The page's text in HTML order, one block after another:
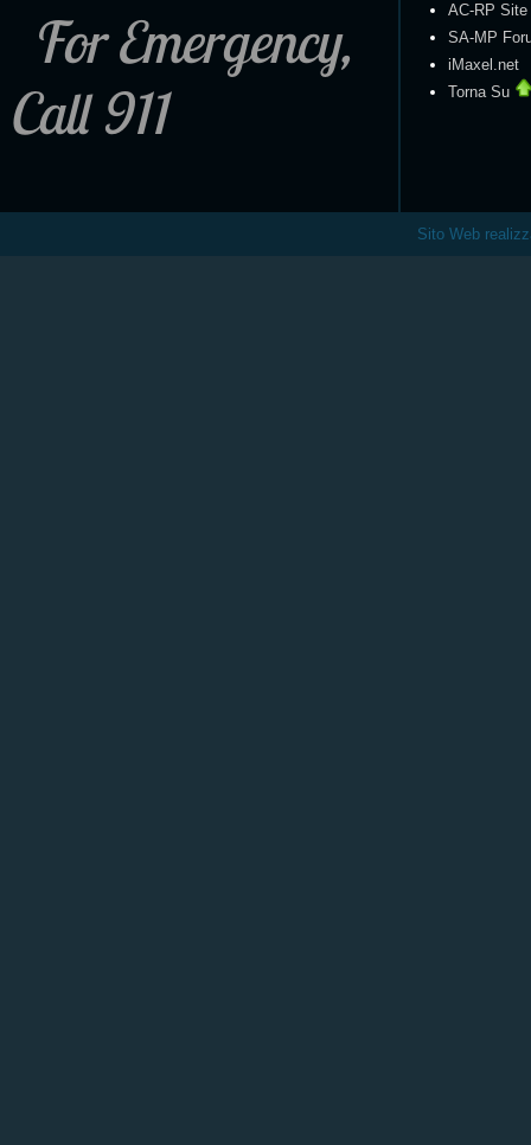
For Emergency,
Call 911
AC-RP Site
SA-MP
iMaxel.net
Torna Su
Sito Web